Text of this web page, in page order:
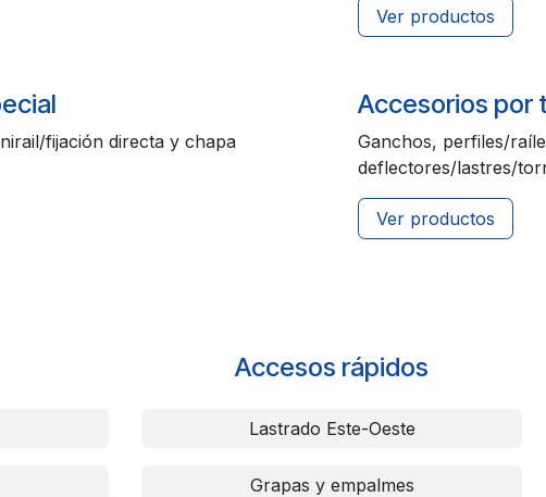
Ver productos
fijación directa y chapa
Accesorios por
Ganchos, perfiles/
deflectores/lastres/
Ver productos
Accesos rápidos
Lastrado Este-Oeste
Grapas y empalmes